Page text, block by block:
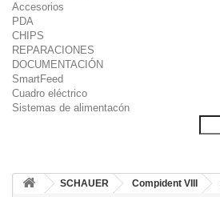
Accesorios
PDA
CHIPS
REPARACIONES
DOCUMENTACIÓN
SmartFeed
Cuadro eléctrico
Sistemas de alimentacón
SCHAUER Compident VIII